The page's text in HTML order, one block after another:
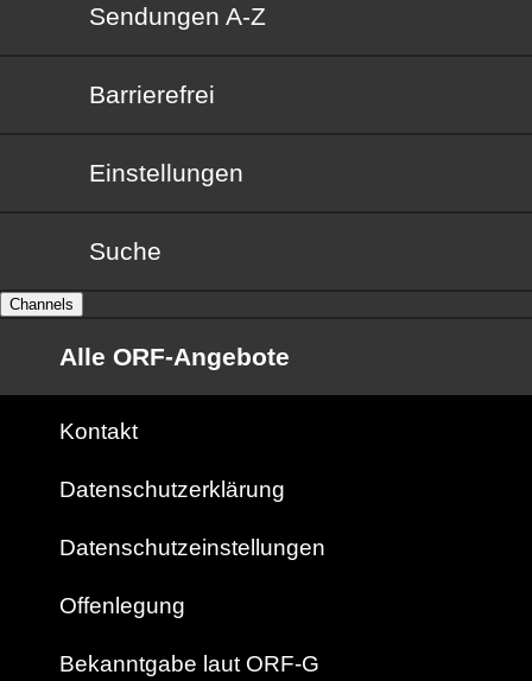
Sendungen von A bis Z
Sendungen A-Z
Barrierefrei
Barrierefrei
Einstellungen
Suche
Channels
Alle ORF-Angebote
Kontakt
Datenschutzerklärung
Datenschutzeinstellungen
Offenlegung
Bekanntgabe laut ORF-G